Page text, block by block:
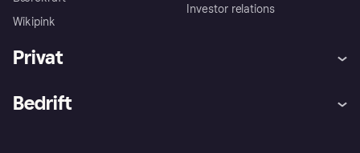
Wikipink
Investor relations
Privat
Bedrift